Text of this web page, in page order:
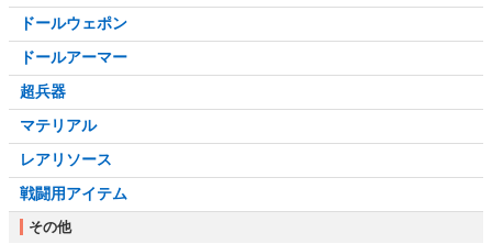
ドールウェポン
ドールアーマー
超兵器
マテリアル
レアリソース
戦闘用アイテム
その他